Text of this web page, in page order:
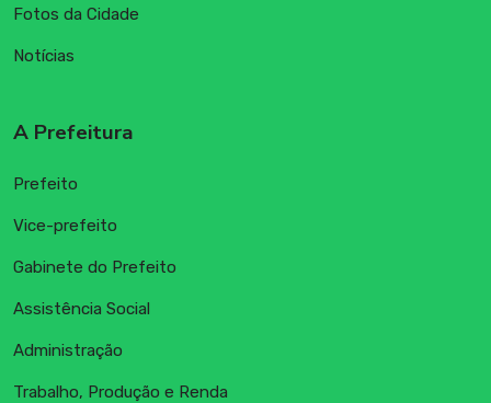
Fotos da Cidade
Notícias
A Prefeitura
Prefeito
Vice-prefeito
Gabinete do Prefeito
Assistência Social
Administração
Trabalho, Produção e Renda